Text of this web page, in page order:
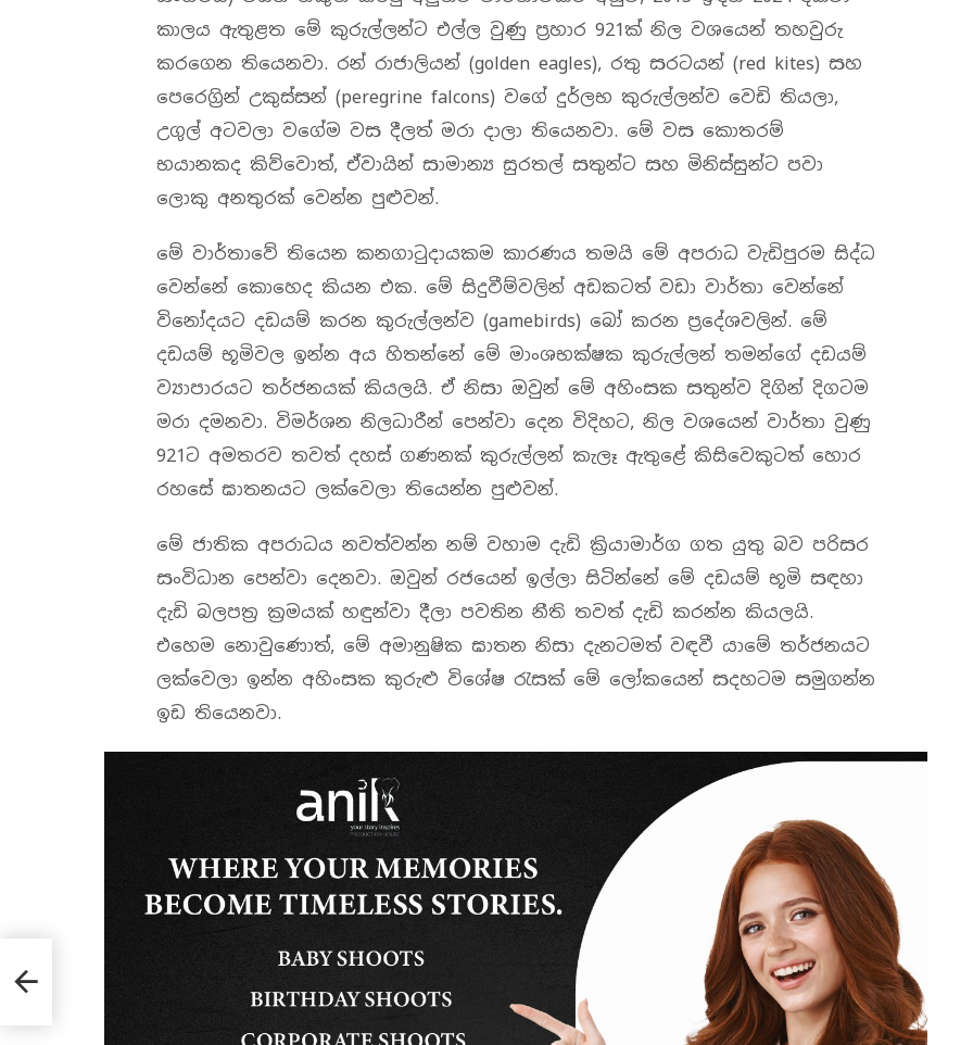
කාලය ඇතුළත මේ කුරුල්ලන්ට එල්ල වුණු ප්‍රහාර 921ක් නිල වශයෙන් තහවුරු
කරගෙන තියෙනවා. රන් රාජාලියන් (golden eagles), රතු සරටයන් (red kites) සහ
පෙරෙග්‍රින් උකුස්සන් (peregrine falcons) වගේ දුර්ලභ කුරුල්ලන්ව වෙඩි තියලා,
උගුල් අටවලා වගේම වස දීලත් මරා දාලා තියෙනවා. මේ වස කොතරම්
භයානකද කිව්වොත්, ඒවායින් සාමාන්‍ය සුරතල් සතුන්ට සහ මිනිස්සුන්ට පවා
ලොකු අනතුරක් වෙන්න පුළුවන්.
මේ වාර්තාවේ තියෙන කනගාටුදායකම කාරණය තමයි මේ අපරාධ වැඩිපුරම සිද්ධ
වෙන්නේ කොහෙද කියන එක. මේ සිදුවීම්වලින් අඩකටත් වඩා වාර්තා වෙන්නේ
විනෝදයට දඩයම් කරන කුරුල්ලන්ව (gamebirds) බෝ කරන ප්‍රදේශවලින්. මේ
දඩයම් භූමිවල ඉන්න අය හිතන්නේ මේ මාංශභක්ෂක කුරුල්ලන් තමන්ගේ දඩයම්
ව්‍යාපාරයට තර්ජනයක් කියලයි. ඒ නිසා ඔවුන් මේ අහිංසක සතුන්ව දිගින් දිගටම
මරා දමනවා. විමර්ශන නිලධාරීන් පෙන්වා දෙන විදිහට, නිල වශයෙන් වාර්තා වුණු
921ට අමතරව තවත් දහස් ගණනක් කුරුල්ලන් කැලෑ ඇතුළේ කිසිවෙකුටත් හොර
රහසේ ඝාතනයට ලක්වෙලා තියෙන්න පුළුවන්.
මේ ජාතික අපරාධය නවත්වන්න නම් වහාම දැඩි ක්‍රියාමාර්ග ගත යුතු බව පරිසර
සංවිධාන පෙන්වා දෙනවා. ඔවුන් රජයෙන් ඉල්ලා සිටින්නේ මේ දඩයම් භූමි සඳහා
දැඩි බලපත්‍ර ක්‍රමයක් හඳුන්වා දීලා පවතින නීති තවත් දැඩි කරන්න කියලයි.
එහෙම නොවුණොත්, මේ අමානුෂික ඝාතන නිසා දැනටමත් වඳවී යාමේ තර්ජනයට
ලක්වෙලා ඉන්න අහිංසක කුරුළු විශේෂ රැසක් මේ ලෝකයෙන් සදහටම සමුගන්න
ඉඩ තියෙනවා.